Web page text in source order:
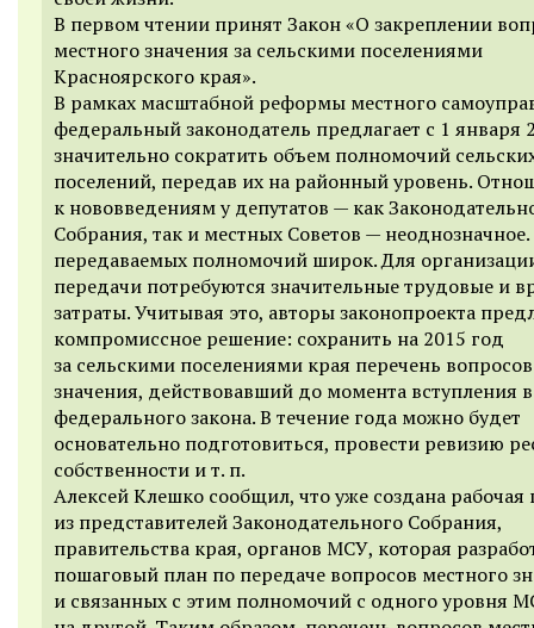
В первом чтении принят Закон «О закреплении
местного значения за сельскими поселениями
Красноярского края».
В рамках масштабной реформы местного
федеральный законодатель предлагает с 1 января
значительно сократить объем полномочий
поселений, передав их на районный уровень.
к нововведениям у депутатов — как
Собрания, так и местных Советов —
передаваемых полномочий широк. Для
передачи потребуются значительные трудовые и
затраты. Учитывая это, авторы законопроекта
компромиссное решение: сохранить на 2015 год
за сельскими поселениями края перечень
значения, действовавший до момента вступления
федерального закона. В течение года можно будет
основательно подготовиться, провести ревизию
собственности и т. п.
Алексей Клешко сообщил, что уже создана рабочая
из представителей Законодательного Собрания,
правительства края, органов МСУ, которая
пошаговый план по передаче вопросов местного
и связанных с этим полномочий с одного уровня